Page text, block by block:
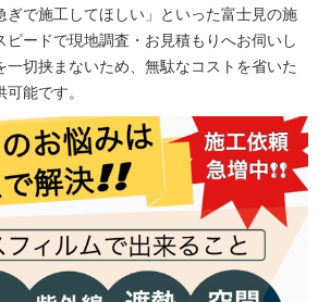
ぎで施工してほしい」といった富士見の施
ピードで現地調査・お見積もりへお伺いし
一切挟まないため、無駄なコストを省いた
能です。